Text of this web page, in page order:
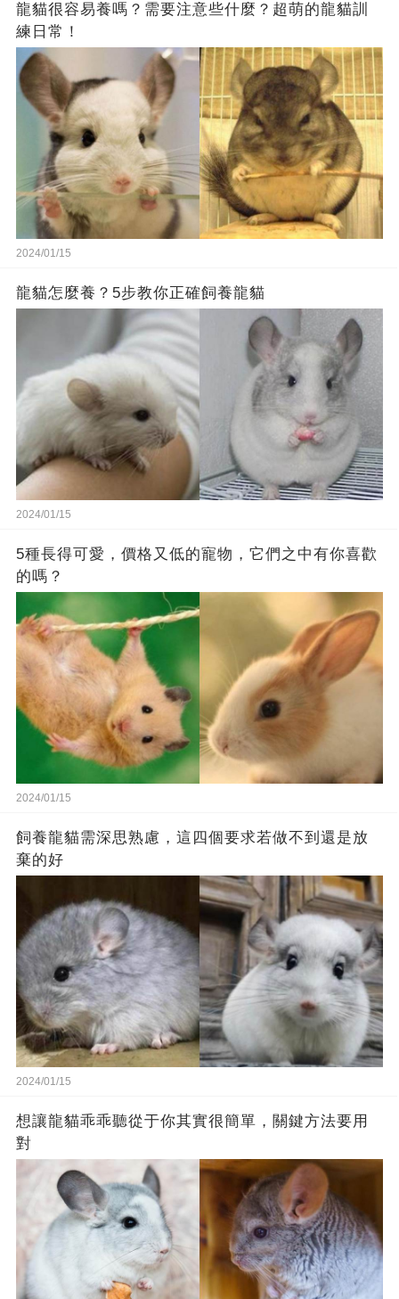
龍貓很容易養嗎？需要注意些什麼？超萌的龍貓訓
練日常！
2024/01/15
龍貓怎麼養？5步教你正確飼養龍貓
2024/01/15
5種長得可愛，價格又低的寵物，它們之中有你喜歡
的嗎？
2024/01/15
飼養龍貓需深思熟慮，這四個要求若做不到還是放
棄的好
2024/01/15
想讓龍貓乖乖聽從于你其實很簡單，關鍵方法要用
對